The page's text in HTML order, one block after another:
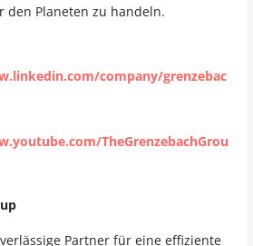
Planeten zu handeln.
company/grenzebac
TheGrenzebachGrou
Partner für eine effiziente